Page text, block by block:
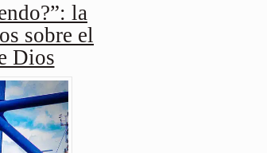
la
sobre el
Dios